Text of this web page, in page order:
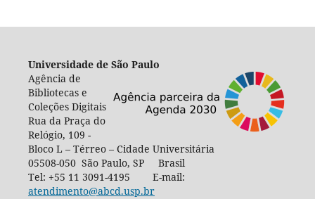
Universidade de São Paulo
Agência de
Bibliotecas e
Coleções Digitais
Rua da Praça do
Relógio, 109 -
Bloco L – Térreo – Cidade Universitária
05508-050 São Paulo, SP Brasil
Tel: +55 11 3091-4195 E-mail:
atendimento@abcd.usp.br